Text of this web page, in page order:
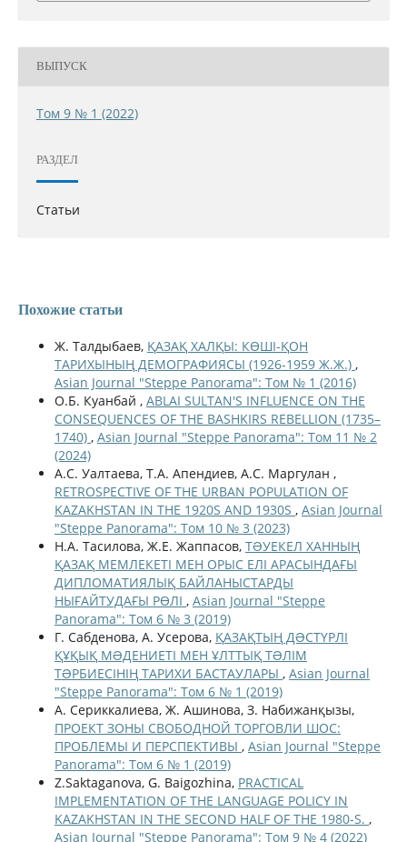
ВЫПУСК
Том 9 № 1 (2022)
РАЗДЕЛ
Статьи
Похожие статьи
Ж. Талдыбаев, ҚАЗАҚ ХАЛҚЫ: КӨШІ-ҚОН
ТАРИХЫНЫҢ ДЕМОГРАФИЯСЫ (1926-1959 Ж.Ж.) ,
Asian Journal "Steppe Panorama": Том № 1 (2016)
О.Б. Куанбай , ABLAI SULTAN'S INFLUENCE ON THE
CONSEQUENCES OF THE BASHKIRS REBELLION (1735–
1740) , Asian Journal "Steppe Panorama": Том 11 № 2
(2024)
А.С. Уалтаева, Т.А. Апендиев, А.С. Маргулан ,
RETROSPECTIVE OF THE URBAN POPULATION OF
KAZAKHSTAN IN THE 1920S AND 1930S , Asian Journal
"Steppe Panorama": Том 10 № 3 (2023)
Н.А. Тасилова, Ж.Е. Жаппасов, ТƏУЕКЕЛ ХАННЫҢ
ҚАЗАҚ МЕМЛЕКЕТІ МЕН ОРЫС ЕЛІ АРАСЫНДАҒЫ
ДИПЛОМАТИЯЛЫҚ БАЙЛАНЫСТАРДЫ
НЫҒАЙТУДАҒЫ РӨЛІ , Asian Journal "Steppe
Panorama": Том 6 № 3 (2019)
Г. Сабденова, А. Усерова, ҚАЗАҚТЫҢ ДƏСТҮРЛІ
ҚҰҚЫҚ МƏДЕНИЕТІ МЕН ҰЛТТЫҚ ТƏЛІМ
ТƏРБИЕСІНІҢ ТАРИХИ БАСТАУЛАРЫ , Asian Journal
"Steppe Panorama": Том 6 № 1 (2019)
А. Сериккалиева, Ж. Ашинова, З. Набижанқызы,
ПРОЕКТ ЗОНЫ СВОБОДНОЙ ТОРГОВЛИ ШОС:
ПРОБЛЕМЫ И ПЕРСПЕКТИВЫ , Asian Journal "Steppe
Panorama": Том 6 № 1 (2019)
Z.Saktaganova, G. Baigozhina, PRACTICAL
IMPLEMENTATION OF THE LANGUAGE POLICY IN
KAZAKHSTAN IN THE SECOND HALF OF THE 1980-S. ,
Asian Journal "Steppe Panorama": Том 9 № 4 (2022)